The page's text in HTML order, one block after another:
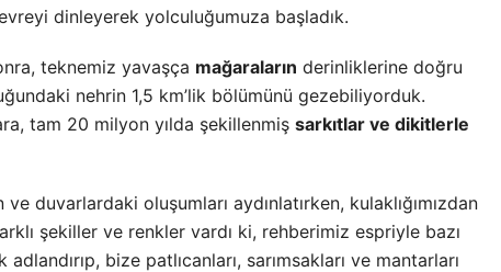
dinleyerek yolculuğumuza başladık.
teknemiz yavaşça mağaraların derinliklerine doğru
nehrin 1,5 km’lik bölümünü gezebiliyorduk.
tam 20 milyon yılda şekillenmiş sarkıtlar ve dikitlerle
duvarlardaki oluşumları aydınlatırken, kulaklığımızdan
şekiller ve renkler vardı ki, rehberimiz espriyle bazı
bize patlıcanları, sarımsakları ve mantarları